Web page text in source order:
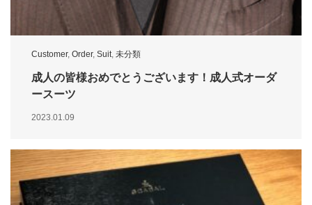
Customer, Order, Suit 未分類
成人の皆様おめでとうございます！成人式オーダ
ースーツ
2023.01.09